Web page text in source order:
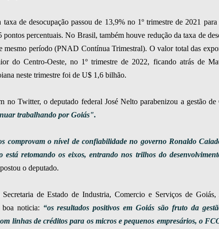
taxa de desocupação passou de 13,9% no 1º trimestre de 2021
pontos percentuais. No Brasil, também houve redução da taxa de
mesmo período (PNAD Contínua Trimestral). O valor total das
do Centro-Oeste, no 1º trimestre de 2022, ficando atrás de
neste trimestre foi de U$ 1,6 bilhão.
no Twitter, o deputado federal José Nelto parabenizou a gestão de
trabalhando por Goiás".
comprovam o nível de confiabilidade no governo Ronaldo
está retomando os eixos, entrando nos trilhos do
postou o deputado.
de Estado de Industria, Comercio e Serviços de
noticia: “os resultados positivos em Goiás são fruto da
linhas de créditos para os micros e pequenos empresários, o